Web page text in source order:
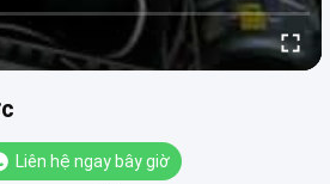
Liên hệ ngay bây giờ